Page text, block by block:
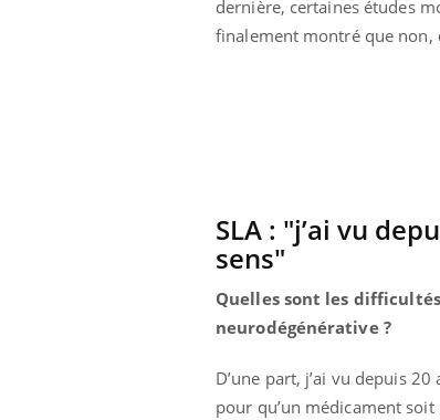
dernière, certaines études
finalement montré que non,
SLA : "j’ai vu
sens"
Quelles sont les
neurodégénérative ?
D’une part, j’ai vu depuis
pour qu’un médicament